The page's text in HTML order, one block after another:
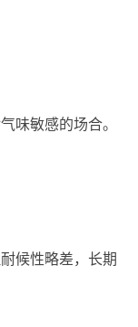
味敏感的场合。
候性略差，长期